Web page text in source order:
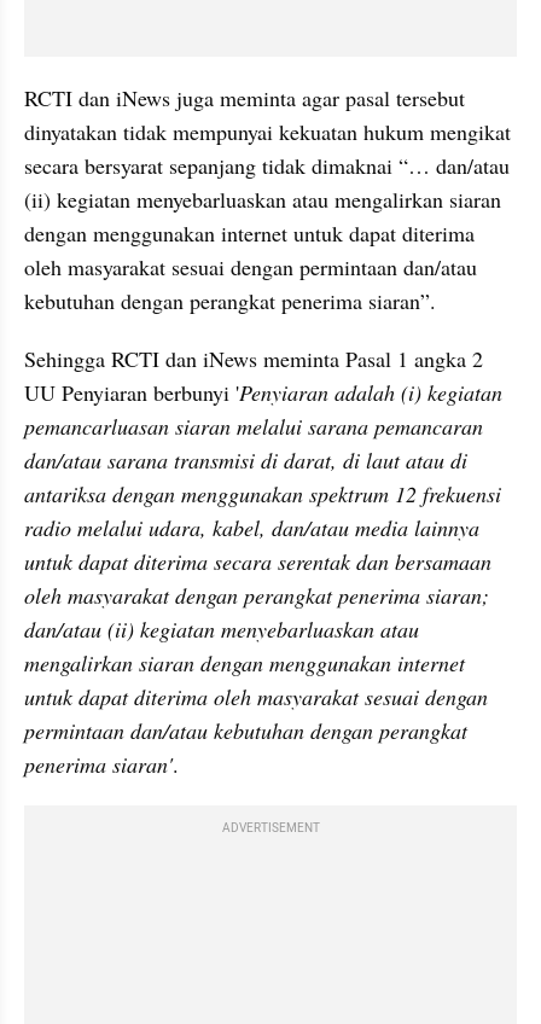
RCTI dan iNews juga meminta agar pasal tersebut
dinyatakan tidak mempunyai kekuatan hukum mengikat
secara bersyarat sepanjang tidak dimaknai “… dan/atau
(ii) kegiatan menyebarluaskan atau mengalirkan siaran
dengan menggunakan internet untuk dapat diterima
oleh masyarakat sesuai dengan permintaan dan/atau
kebutuhan dengan perangkat penerima siaran”.
Sehingga RCTI dan iNews meminta Pasal 1 angka 2
UU Penyiaran berbunyi '
pemancarluasan siaran melalui sarana pemancaran
dan/atau sarana transmisi di darat, di laut atau di
antariksa dengan menggunakan spektrum 12 frekuensi
radio melalui udara, kabel, dan/atau media lainnya
untuk dapat diterima secara serentak dan bersamaan
oleh masyarakat dengan perangkat penerima siaran;
dan/atau (ii) kegiatan menyebarluaskan atau
mengalirkan siaran dengan menggunakan internet
untuk dapat diterima oleh masyarakat sesuai dengan
permintaan dan/atau kebutuhan dengan perangkat
penerima siaran'.
ADVERTISEMENT